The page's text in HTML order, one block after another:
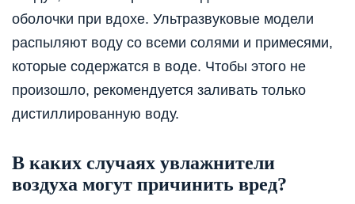
оболочки при вдохе. Ультразвуковые модели
распыляют воду со всеми солями и примесями,
которые содержатся в воде. Чтобы этого не
произошло, рекомендуется заливать только
дистиллированную воду.
В каких случаях увлажнители
воздуха могут причинить вред?